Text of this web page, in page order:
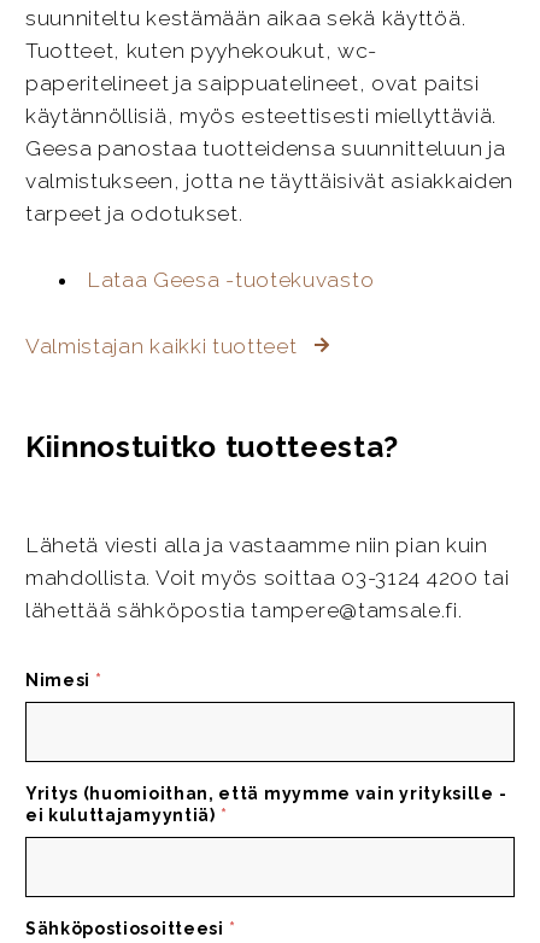
suunniteltu kestämään aikaa sekä käyttöä.
Tuotteet, kuten pyyhekoukut, wc-
paperitelineet ja saippuatelineet, ovat paitsi
käytännöllisiä, myös esteettisesti miellyttäviä.
Geesa panostaa tuotteidensa suunnitteluun ja
valmistukseen, jotta ne täyttäisivät asiakkaiden
tarpeet ja odotukset.
Lataa Geesa -tuotekuvasto
Valmistajan kaikki tuotteet
Kiinnostuitko tuotteesta?
Lähetä viesti alla ja vastaamme niin pian kuin
mahdollista. Voit myös soittaa 03-3124 4200 tai
lähettää sähköpostia tampere@tamsale.fi.
Nimesi *
Yritys (huomioithan, että myymme vain yrityksille -
ei kuluttajamyyntiä) *
Sähköpostiosoitteesi *